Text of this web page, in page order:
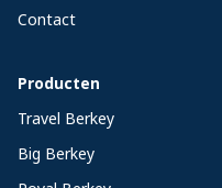
Contact
Producten
Travel Berkey
Big Berkey